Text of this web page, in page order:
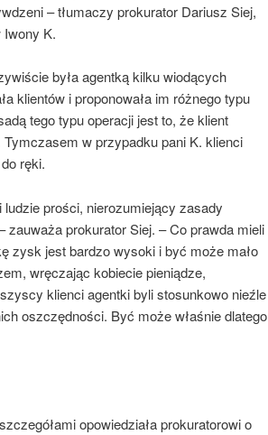
– tłumaczy prokurator Dariusz Siej,
K.
była agentką kilku wiodących
klientów i proponowała im różnego typu
tego typu operacji jest to, że klient
w przypadku pani K. klienci
ręki.
prości, nierozumiejący zasady
prokurator Siej. – Co prawda mieli
zysk jest bardzo wysoki i być może mało
wręczając kobiecie pieniądze,
klienci agentki byli stosunkowo nieźle
oszczędności. Być może właśnie dlatego
opowiedziała prokuratorowi o